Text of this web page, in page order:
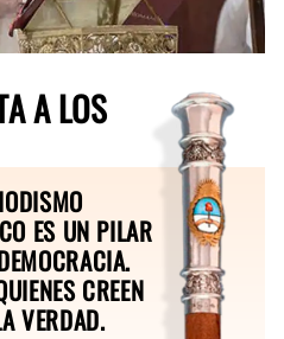
A LOS
ES UN PILAR
CREEN
VERDAD.